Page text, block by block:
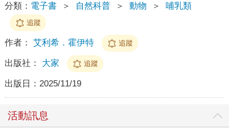
分類： 電子書 ＞ 自然科普 ＞ 動物 ＞ 哺乳類
追蹤
作者： 艾利希．霍伊特 追蹤
出版社： 大家 追蹤
出版日： 2025/11/19
活動訊息